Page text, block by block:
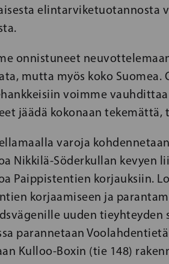
elintarviketuotannosta
onnistuneet
mutta myös koko
voimme
jäädä kokonaan tekemättä,
varoja
Nikkilä-Söderkullan kevyen
Paippistentien korjauksiin.
korjaamiseen ja
uuden
parannetaan
Kulloo-Boxin (tie 148)